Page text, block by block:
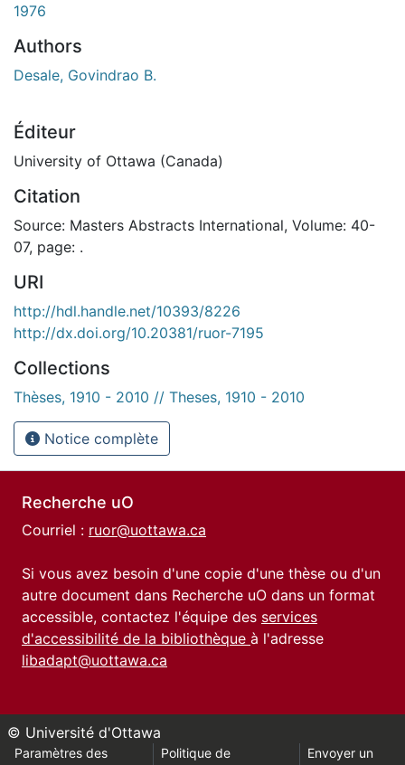
1976
Authors
Desale, Govindrao B.
Éditeur
University of Ottawa (Canada)
Citation
Source: Masters Abstracts International, Volume: 40-
07, page: .
URI
http://hdl.handle.net/10393/8226
http://dx.doi.org/10.20381/ruor-7195
Collections
Thèses, 1910 - 2010 // Theses, 1910 - 2010
Notice complète
Recherche uO
Courriel : ruor@uottawa.ca
Si vous avez besoin d'une copie d'une thèse ou d'un
autre document dans Recherche uO dans un format
accessible, contactez l'équipe des services
d'accessibilité de la bibliothèque à l'adresse
libadapt@uottawa.ca
© Université d'Ottawa
Paramètres des
Politique de
Envoyer un